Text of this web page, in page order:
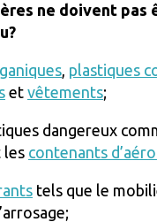
ne doivent pas
, plastiques
et vêtements;
dangereux
les contenants
tels que le